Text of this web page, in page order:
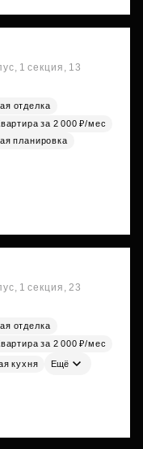
1 секция, 13
отделка
за 2 000 ₽/мес
планировка
1 секция, 23
отделка
за 2 000 ₽/мес
кухня Ещё